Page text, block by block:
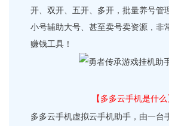
开、双开、五开、多开，批量养号管
小号辅助大号、甚至卖号卖资源，非
赚钱工具！
【多多云手机是什么
多多云手机虚拟云手机助手，由一台